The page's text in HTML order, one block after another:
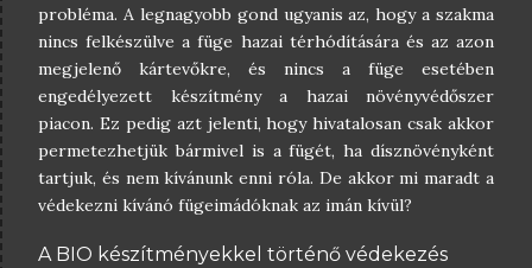
probléma. A legnagyobb gond ugyanis az, hogy a szakma
nincs felkészülve a füge hazai térhódítására és az azon
megjelenő kártevőkre, és nincs a füge esetében
engedélyezett készítmény a hazai növényvédőszer
piacon. Ez pedig azt jelenti, hogy hivatalosan csak akkor
permetezhetjük bármivel is a fügét, ha dísznövényként
tartjuk, és nem kívánunk enni róla. De akkor mi maradt a
védekezni kívánó fügeimádóknak az imán kívül?
A BIO készítményekkel történő védekezés